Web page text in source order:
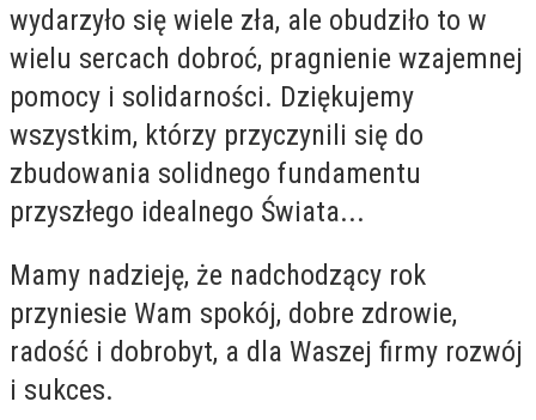
wydarzyło się wiele zła, ale obudziło to w
wielu sercach dobroć, pragnienie wzajemnej
pomocy i solidarności. Dziękujemy
wszystkim, którzy przyczynili się do
zbudowania solidnego fundamentu
przyszłego idealnego Świata...
Mamy nadzieję, że nadchodzący rok
przyniesie Wam spokój, dobre zdrowie,
radość i dobrobyt, a dla Waszej firmy rozwój
i sukces.